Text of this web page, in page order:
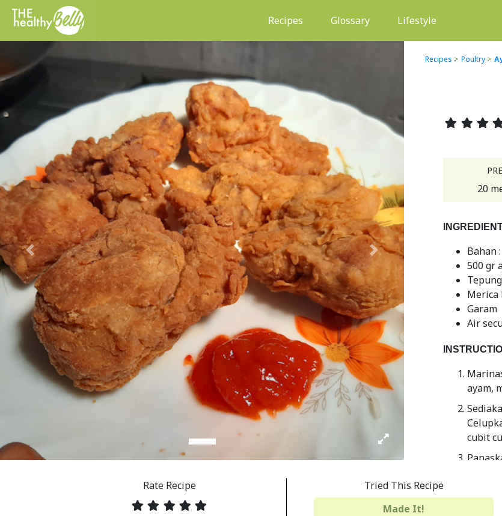
Recipes (current)Glossary Lifestyle
Previous Next
Recipes > Poultry >
20
Bahan :
500 gr
Merica
Garam
Air
ayam,
cubit
Share
Rate Recipe
Tried This Recipe
Made It!